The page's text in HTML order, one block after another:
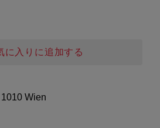
に入りに追加する
Wien